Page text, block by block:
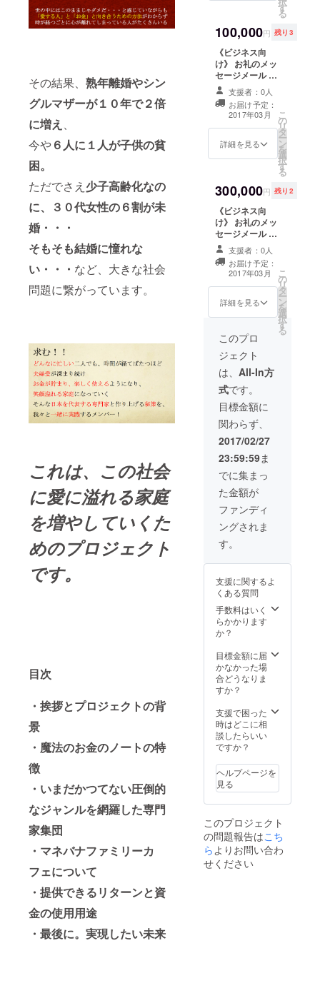
その結果、 熟年離婚やシン
グルマザーが１０年で２倍
に増え 、
今や６人に１人が子供の貧
困。
ただでさえ 少子高齢化なの
に、３０代女性の６割が未
婚・・・
そもそも結婚に憧れな
い・・・ など、大きな社会
問題に繋がっています。
これは、この社会
に愛に溢れる家庭
を増やしていくた
めのプロジェクト
です。
目次
・挨拶とプロジェクトの背
景
・魔法のお金のノートの特
徴
・いまだかつてない圧倒的
なジャンルを網羅した専門
家集団
・マネバナファミリーカ
フェについて
・提供できるリターンと資
金の使用用途
・最後に。実現したい未来
ノートの作
り方（集英
社）、
週刊女性自
身や本が好
きっ！等、
多数のメ
ディアで取
ている。
現在はマネ
バナを通
じ、
・お金に縛
られず自分
の思うとお
りにチャレ
ンジしてい
く社会の創
出
・自分が目
指す未来に
つながる、
効率的なお
金の活用の
仕方の教育
に注力して
いる。
講演実績
2015/12 お
金フェスタ
５０人規
模）
2016/3 お金
の大学フェ
スティバル
（３００人
規模）
2016/4 富
の教養フェ
スティバル
（５００人
規模）
メディア掲
いただきます）
3/25マネバナ
ノート完成記念
セミナー後に、
随時発送する予
定です。
完成記念セミ
ナー（3/25
14:00〜東京都
内） アフター
パーティご招待
（3/25
18:00〜東京都
内） マネバナ
ノートに名前を
掲載 マネバナイ
ベント共催権
（マネバナ１時
別途。個別に打
ち合わせさせて
いただきます）
す
る
100,000円 残り3
《ビジネス向
け》 お礼のメッ
セージメール マ
ネバナノート３
０冊（この支援
によってマネバ
ナノートが３０
冊新婚夫婦へプ
レゼントされま
す。） マネバナ
完成記念セミ
ナー（3/25
14:00〜東京都
内） マネバナ
ノートに名前掲
載 アフターパー
ティご招待
（3/25
18:00〜） マネ
田の講演権２時
間程度 （交通費
ち合わせさせて
いただきます）
3/25マネバナ
ノート完成記念
セミナー後に、
随時発送する予
定です。
支援者：0人
お届け予定：
2017年03月
詳細を見る
こ
の
リ
タ
ー
ン
を
選
択
す
る
300,000円 残り2
《ビジネス向
け》 お礼のメッ
セージメール マ
ネバナノート１
００冊（この支
援によってマネ
バナノートが１
００冊新婚夫婦
へプレゼントさ
れます。） マネ
聴権 マネバナ
ノート完成記念
セミナー（3/25
14:00〜東京都
内） マネバナ
ノートに名前掲
載 アフターパー
ティご招待
（3/25
18:00〜） マネ
田の講演権 ２
時間程度 （交通
費別途。個別に
打ち合わせさせ
ていただきま
す） マネバナ
ノートへの広告
掲載 3/25マネバ
ナノート完成記
念セミナー後
に、随時発送す
る予定です。
支援者：0人
お届け予定：
2017年03月
詳細を見る
こ
の
リ
タ
ー
ン
を
選
択
す
る
このプロ
ジェクト
は、 All-In方
式です。
目標金額に
関わらず、
2017/02/27
23:59:59ま
でに集まっ
た金額が
ファンディ
ングされま
す。
支援に関するよ
くある質問
手数料はいく
らかかります
か？
目標金額に届
かなかった場
合どうなりま
すか？
支援で困った
時はどこに相
談したらいい
ですか？
ヘルプページを
見る
このプロジェクト
の問題報告はこち
らよりお問い合わ
せください